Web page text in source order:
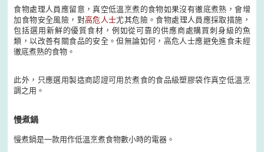
食物處理人員應留意，真空低溫烹煮的食物如果沒有徹底煮熟，會增
加食物安全風險，對高危人士尤其危險。食物處理人員應採取措施，
包括選用新鮮的優質食材，例如從可靠的供應商處購買刺身級的魚
類，以改善有關食品的安全。但無論如何，高危人士應避免進食未經
徹底煮熟的食物。
此外，只應選用製造商認證可用於煮食的食品級塑膠袋作真空低溫烹
調之用。
慢煮鍋
慢煮鍋是一款用作低溫烹煮食物數小時的電器。